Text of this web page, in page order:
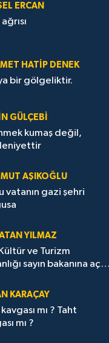
ERCAN
HATİP DENEK
bir gölgeliktir.
GÜLÇEBİ
kumaş değil,
AŞIKOĞLU
vatanın gazi şehri
YILMAZ
ve Turizm
sayın bakanına açık
KARAÇAY
mı ? Taht
mı ?